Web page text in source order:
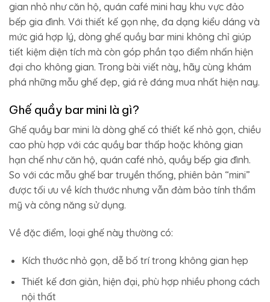
gian nhỏ như căn hộ, quán café mini hay khu vực đảo
bếp gia đình. Với thiết kế gọn nhẹ, đa dạng kiểu dáng và
mức giá hợp lý, dòng ghế quầy bar mini không chỉ giúp
tiết kiệm diện tích mà còn góp phần tạo điểm nhấn hiện
đại cho không gian. Trong bài viết này, hãy cùng khám
phá những mẫu ghế đẹp, giá rẻ đáng mua nhất hiện nay.
Ghế quầy bar mini là gì?
Ghế quầy bar mini là dòng ghế có thiết kế nhỏ gọn, chiều
cao phù hợp với các quầy bar thấp hoặc không gian
hạn chế như căn hộ, quán café nhỏ, quầy bếp gia đình.
So với các mẫu ghế bar truyền thống, phiên bản “mini”
được tối ưu về kích thước nhưng vẫn đảm bảo tính thẩm
mỹ và công năng sử dụng.
Về đặc điểm, loại ghế này thường có:
Kích thước nhỏ gọn, dễ bố trí trong không gian hẹp
Thiết kế đơn giản, hiện đại, phù hợp nhiều phong cách
nội thất